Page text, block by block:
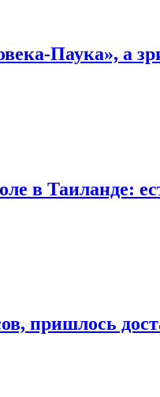
Паука», а
в Таиланде:
пришлось